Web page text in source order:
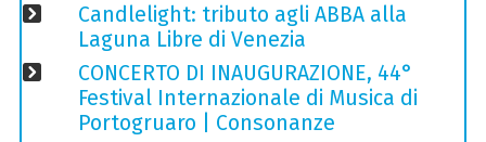
Candlelight: tributo agli ABBA alla
Laguna Libre di Venezia
CONCERTO DI INAUGURAZIONE, 44°
Festival Internazionale di Musica di
Portogruaro | Consonanze